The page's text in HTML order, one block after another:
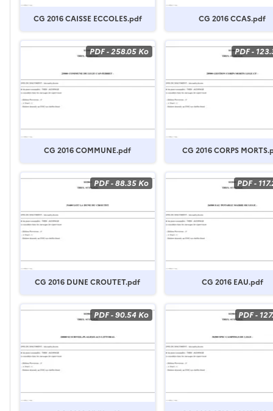
CG 2016 CAISSE ECCOLES.pdf CG 2016 CCAS.pdf
PDF-258.05 Ko
CG 2016 COMMUNE.pdf
PDF-
CG 2016 CORPS
PDF-88.35 Ko
CG 2016 DUNE CROUTET.pdf
PDF-
CG 2016 EAU.pdf
PDF-90.54 Ko PDF-